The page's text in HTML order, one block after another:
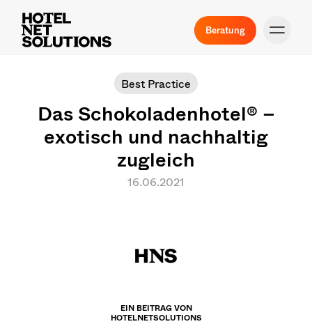
Beratung
Best Practice
Das Schokoladenhotel® –
exotisch und nachhaltig
zugleich
16.06.2021
EIN BEITRAG VON
HOTELNETSOLUTIONS